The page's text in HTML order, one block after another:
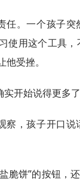
任。一个孩子突
使用这个工具
受挫。
开始说得更多了
察，孩子开口说
脆饼”的按钮，